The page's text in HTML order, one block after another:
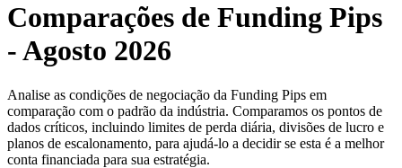
Comparações de Funding Pips
- Agosto 2026
Analise as condições de negociação da Funding Pips em
comparação com o padrão da indústria. Comparamos os pontos de
dados críticos, incluindo limites de perda diária, divisões de lucro e
planos de escalonamento, para ajudá-lo a decidir se esta é a melhor
conta financiada para sua estratégia.